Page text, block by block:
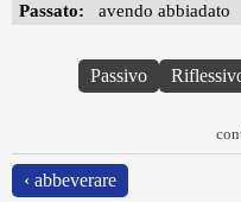
Passato: avendo abbiadato
Passivo
‹ abbeverare